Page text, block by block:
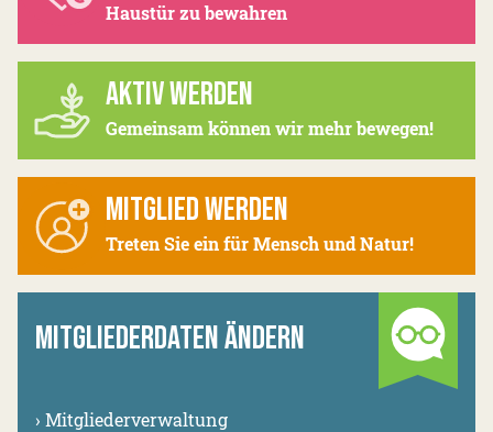
Haustür zu bewahren
AKTIV WERDEN
Gemeinsam können wir mehr bewegen!
MITGLIED WERDEN
Treten Sie ein für Mensch und Natur!
MITGLIEDERDATEN ÄNDERN
› Mitgliederverwaltung